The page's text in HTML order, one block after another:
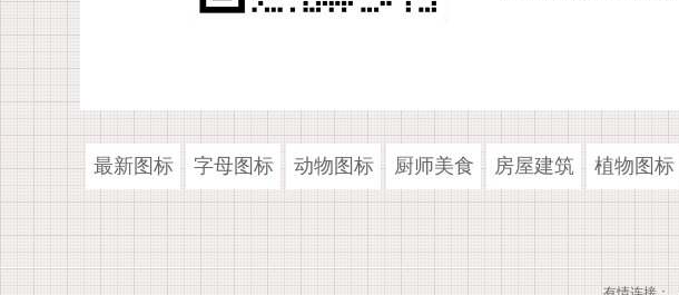
最新图标 字母图标 动物图标 厨师美食 房屋建筑 植物图标